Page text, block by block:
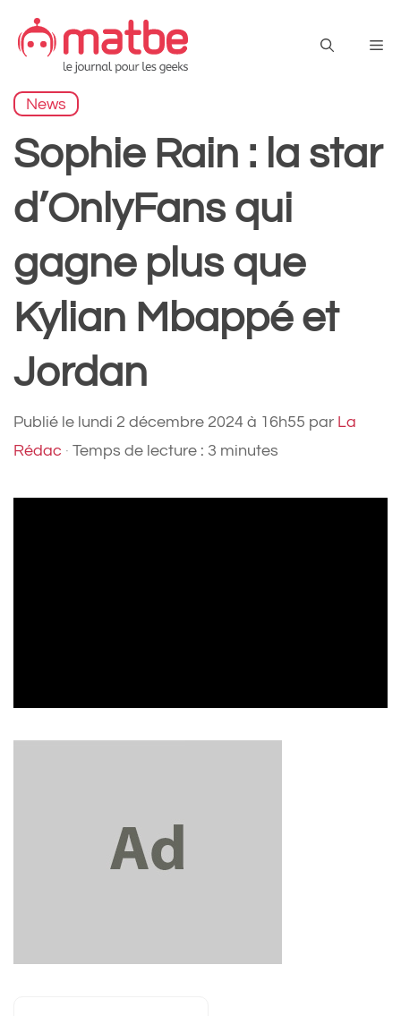
contenu
News
Sophie Rain : la star
d’OnlyFans qui
gagne plus que
Kylian Mbappé et
Jordan
Publié le lundi 2 décembre 2024 à 16h55 par La
Rédac · Temps de lecture : 3 minutes